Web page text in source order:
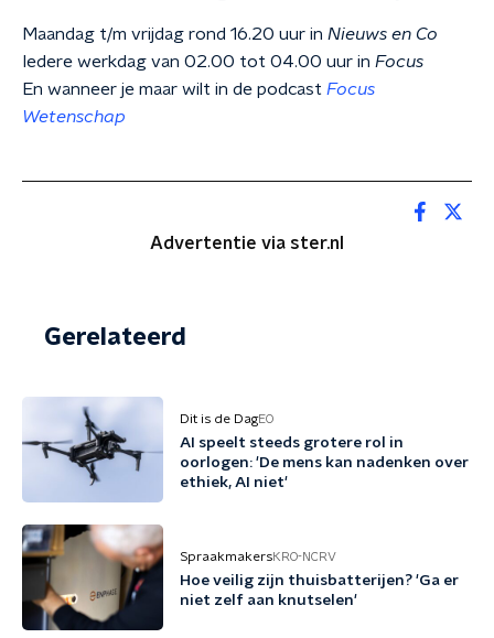
Maandag t/m vrijdag rond 16.20 uur in Nieuws en Co
Iedere werkdag van 02.00 tot 04.00 uur in Focus
En wanneer je maar wilt in de podcast Focus
Wetenschap
Advertentie via ster.nl
Gerelateerd
Dit is de DagEO
AI speelt steeds grotere rol in
oorlogen: 'De mens kan nadenken over
ethiek, AI niet'
SpraakmakersKRO-NCRV
Hoe veilig zijn thuisbatterijen? 'Ga er
niet zelf aan knutselen'